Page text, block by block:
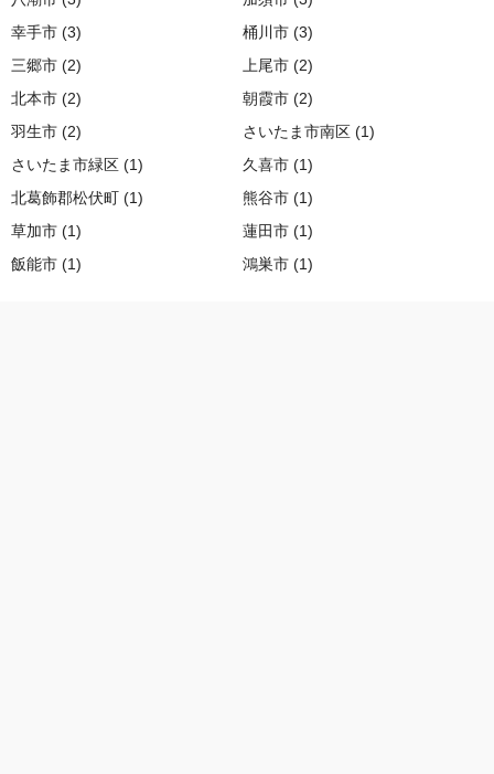
幸手市 (3) 桶川市 (3)
三郷市 (2) 上尾市 (2)
北本市 (2) 朝霞市 (2)
羽生市 (2) さいたま市南区 (1)
さいたま市緑区 (1) 久喜市 (1)
北葛飾郡松伏町 (1) 熊谷市 (1)
草加市 (1) 蓮田市 (1)
飯能市 (1) 鴻巣市 (1)